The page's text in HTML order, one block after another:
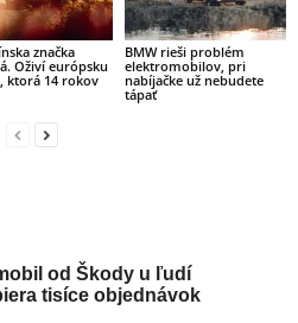
značka
Oživí európsku
ktorá 14 rokov
BMW rieši problém
elektromobilov, pri
nabíjačke už nebudete
tápať